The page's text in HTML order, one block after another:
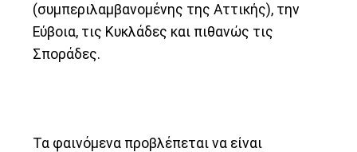
(συμπεριλαμβανομένης της Αττικής), την
Εύβοια, τις Κυκλάδες και πιθανώς τις
Σποράδες.
Τα φαινόμενα προβλέπεται να είναι